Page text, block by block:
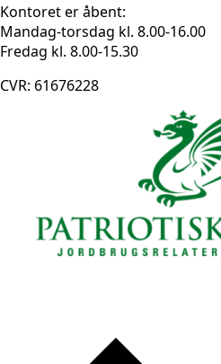
Kontoret er åbent:
Mandag-torsdag kl. 8.00-16.00
Fredag kl. 8.00-15.30
CVR: 61676228